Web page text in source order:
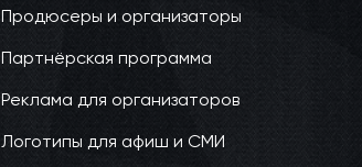
Продюсеры и организаторы
Партнёрская программа
Реклама для организаторов
Логотипы для афиш и СМИ